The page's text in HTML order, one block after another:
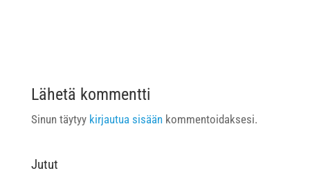
Lähetä kommentti
Sinun täytyy kirjautua sisäänkommentoidaksesi.
Jutut